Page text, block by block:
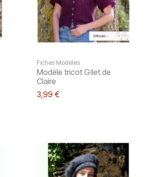
Fiches Modèles
Modèle tricot Gilet de
Claire
3,99 €